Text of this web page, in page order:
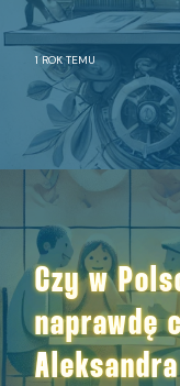
1 ROK TEMU
Czy w
naprawdę